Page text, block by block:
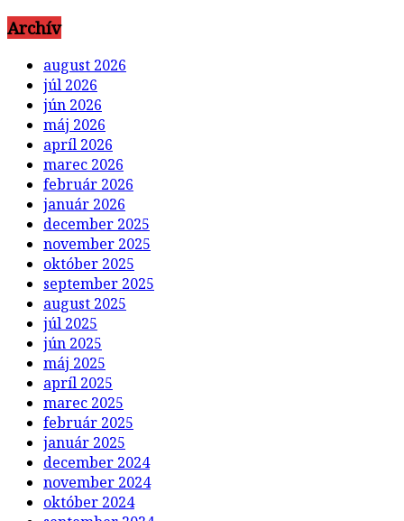
Archív
august 2026
júl 2026
jún 2026
máj 2026
apríl 2026
marec 2026
február 2026
január 2026
december 2025
november 2025
október 2025
september 2025
august 2025
júl 2025
jún 2025
máj 2025
apríl 2025
marec 2025
február 2025
január 2025
december 2024
november 2024
október 2024